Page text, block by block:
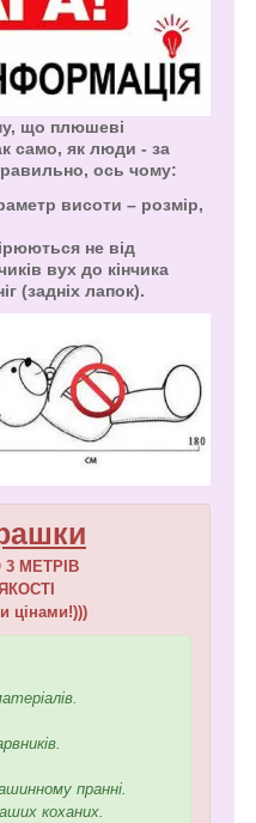
що плюшеві
само, як люди - за
ось чому:
висоти – розмір,
не від
вух до кінчика
(задніх лапок).
3 МЕТРІВ
цінами!)))
пранні.
коханих.